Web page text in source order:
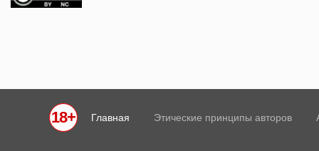
18+ Главная Этические принципы авторов